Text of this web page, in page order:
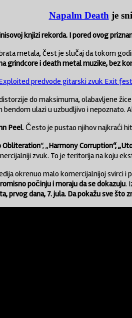
Napalm Death je
knjizi rekorda. I pored ovog
metala, čest je slučaj da tokom
grindcore i death metal muzike, bez
predvode gitarski zvuk Exit
do maksimuma, olabavljene
ulazi u uzbudljivo i
Peel. Često je pustao njihov najkraći
Obliteration“, „Harmony Corruption“,
zvuk. To je teritorija na koju
okrenuo malo komercijalnijoj svirci i
počinju i moraju da se dokazuju.
prvog dana, 7. jula. Da pokažu sve